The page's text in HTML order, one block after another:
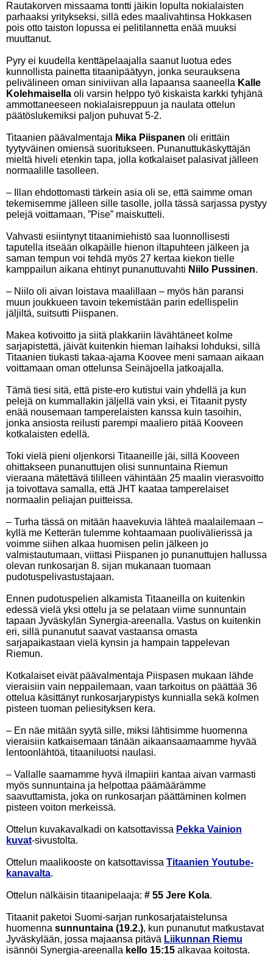
Rautakorven missaama tontti jäikin lopulta nokialaisten
parhaaksi yritykseksi, sillä edes maalivahtinsa Hokkasen
pois otto taiston lopussa ei pelitilannetta enää muuksi
muuttanut.
Pyry ei kuudella kenttäpelaajalla saanut luotua edes
kunnollista painetta titaanipäätyyn, jonka seurauksena
pelivälineen oman siniviivan alla lapaansa saaneella Kalle
Kolehmaisella oli varsin helppo työ kiskaista karkki tyhjänä
ammottaneeseen nokialaisreppuun ja naulata ottelun
päätöslukemiksi paljon puhuvat 5-2.
Titaanien päävalmentaja Mika Piispanen oli erittäin
tyytyväinen omiensä suoritukseen. Punanuttukäskyttäjän
mieltä hiveli etenkin tapa, jolla kotkalaiset palasivat jälleen
normaalille tasolleen.
– Illan ehdottomasti tärkein asia oli se, että saimme oman
tekemisemme jälleen sille tasolle, jolla tässä sarjassa pystyy
pelejä voittamaan, ”Pise” maiskutteli.
Vahvasti esiintynyt titaanimiehistö saa luonnollisesti
taputella itseään olkapäille hienon iltapuhteen jälkeen ja
saman tempun voi tehdä myös 27 kertaa kiekon tielle
kamppailun aikana ehtinyt punanuttuvahti Niilo Pussinen.
– Niilo oli aivan loistava maalillaan – myös hän paransi
muun joukkueen tavoin tekemistään parin edellispelin
jäljiltä, suitsutti Piispanen.
Makea kotivoitto ja siitä plakkariin lävähtäneet kolme
sarjapistettä, jäivät kuitenkin hieman laihaksi lohduksi, sillä
Titaanien tiukasti takaa-ajama Koovee meni samaan aikaan
voittamaan oman ottelunsa Seinäjoella jatkoajalla.
Tämä tiesi sitä, että piste-ero kutistui vain yhdellä ja kun
pelejä on kummallakin jäljellä vain yksi, ei Titaanit pysty
enää nousemaan tamperelaisten kanssa kuin tasoihin,
jonka ansiosta reilusti parempi maaliero pitää Kooveen
kotkalaisten edellä.
Toki vielä pieni oljenkorsi Titaaneille jäi, sillä Kooveen
ohittakseen punanuttujen olisi sunnuntaina Riemun
vieraana mätettävä tililleen vähintään 25 maalin vierasvoitto
ja toivottava samalla, että JHT kaataa tamperelaiset
normaalin peliajan puitteissa.
– Turha tässä on mitään haavekuvia lähteä maalailemaan –
kyllä me Ketterän tulemme kohtaamaan puolivälierissä ja
voimme siihen alkaa huomisen pelin jälkeen jo
valmistautumaan, viittasi Piispanen jo punanuttujen hallussa
olevan runkosarjan 8. sijan mukanaan tuomaan
pudotuspelivastustajaan.
Ennen pudotuspelien alkamista Titaaneilla on kuitenkin
edessä vielä yksi ottelu ja se pelataan viime sunnuntain
tapaan Jyväskylän Synergia-areenalla. Vastus on kuitenkin
eri, sillä punanutut saavat vastaansa omasta
sarjapaikastaan vielä kynsin ja hampain tappelevan
Riemun.
Kotkalaiset eivät päävalmentaja Piispasen mukaan lähde
vieraisiin vain neppailemaan, vaan tarkoitus on päättää 36
ottelua käsittänyt runkosarjarypistys kunnialla sekä kolmen
pisteen tuoman peliesityksen kera.
– En näe mitään syytä sille, miksi lähtisimme huomenna
vieraisiin katkaisemaan tänään aikaansaamaamme hyvää
lentoonlähtöä, titaaniluotsi naulasi.
– Vallalle saamamme hyvä ilmapiiri kantaa aivan varmasti
myös sunnuntaina ja helpottaa päämäärämme
saavuttamista, joka on runkosarjan päättäminen kolmen
pisteen voiton merkeissä.
Ottelun kuvakavalkadi on katsottavissa Pekka Vainion
kuvat-sivustolta.
Ottelun maalikooste on katsottavissa Titaanien Youtube-
kanavalta.
Ottelun nälkäisin titaanipelaaja: # 55 Jere Kola.
Titaanit paketoi Suomi-sarjan runkosarjataistelunsa
huomenna sunnuntaina (19.2.), kun punanutut matkustavat
Jyväskylään, jossa majaansa pitävä Liikunnan Riemu
isännöi Synergia-areenalla kello 15:15 alkavaa koitosta.